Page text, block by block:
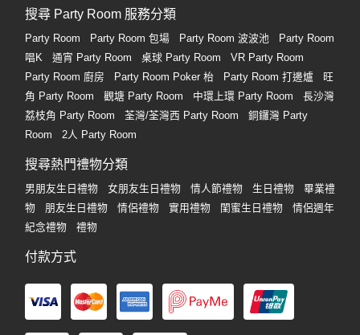
搜尋 Party Room 服務分類
Party Room Party Room 包場 Party Room 波波池
Party Room
唱K
通宵 Party Room 桌球 Party Room
VR Party Room
Party Room 廚房
Party Room Poker 枱 Party Room 打邊爐
旺
角 Party Room
觀塘 Party Room 中環上環 Party Room
長沙灣
荔枝角 Party Room
荃灣/荃灣西 Party Room
銅鑼灣 Party
Room
2人 Party Room
搜尋熱門禮物分類
男朋友生日禮物 女朋友生日禮物 情人節禮物 生日禮物
畢業禮
物
朋友生日禮物 情侶禮物 實用禮物 閨蜜生日禮物
情侶週年
紀念禮物
禮物
付款方式